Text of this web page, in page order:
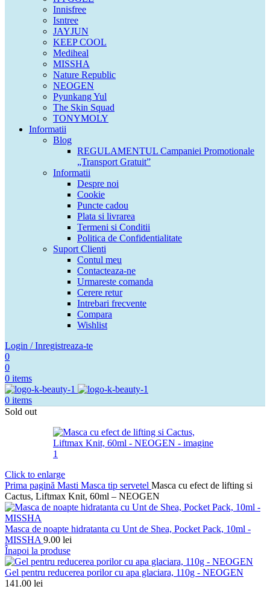
Innisfree
Isntree
JAYJUN
KEEP COOL
Mediheal
MISSHA
Nature Republic
NEOGEN
Pyunkang Yul
The Skin Squad
TONYMOLY
Informatii
Blog
REGULAMENTUL Campaniei Promotionale
„Transport Gratuit”
Informatii
Despre noi
Cookie
Puncte cadou
Plata si livrarea
Termeni si Conditii
Politica de Confidentialitate
Suport Clienti
Contul meu
Contacteaza-ne
Urmareste comanda
Cerere retur
Intrebari frecvente
Compara
Wishlist
Login / Inregistreaza-te
0
0
0 items
0 items
Sold out
Click to enlarge
Prima pagină Masti Masca tip servetel Masca cu efect de lifting si
Cactus, Liftmax Knit, 60ml – NEOGEN
Masca de noapte hidratanta cu Unt de Shea, Pocket Pack, 10ml -
MISSHA 9.00 lei
Înapoi la produse
Gel pentru reducerea porilor cu apa glaciara, 110g - NEOGEN
141.00 lei